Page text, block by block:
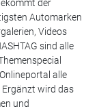
der
Automarken
Videos
sind alle
alle
Ergänzt wird das
und